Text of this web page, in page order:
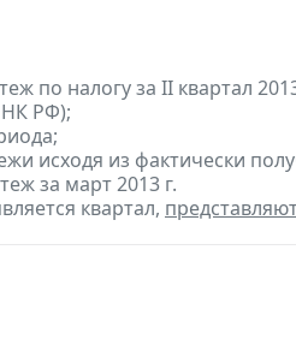
по налогу за II квартал
НК РФ);
исходя из фактически
за март 2013 г.
квартал,